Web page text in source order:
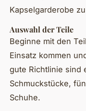
Kapselgarderobe
Auswahl der Teile
Beginne mit den
Einsatz kommen
gute Richtlinie sind
Schmuckstücke,
Schuhe.